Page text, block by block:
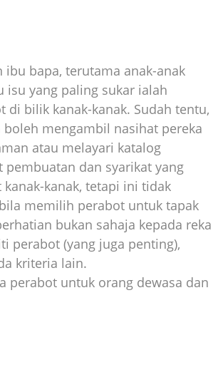
ibu bapa, terutama anak-anak
isu yang paling sukar ialah
di bilik kanak-kanak. Sudah tentu,
mengambil nasihat pereka
atau melayari katalog
pembuatan dan syarikat yang
kanak, tetapi ini tidak
memilih perabot untuk tapak
bukan sahaja kepada reka
perabot (yang juga penting),
kriteria lain.
perabot untuk orang dewasa dan